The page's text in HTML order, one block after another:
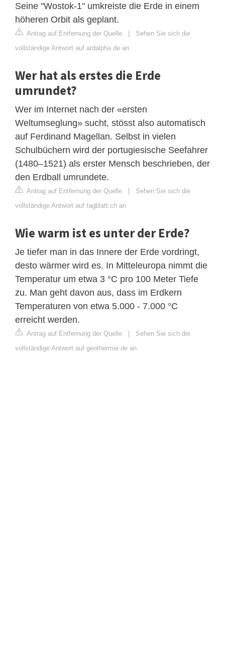
Seine "Wostok-1" umkreiste die Erde in einem
höheren Orbit als geplant.
Antrag auf Entfernung der Quelle | Sehen Sie sich die
vollständige Antwort auf ardalpha.de an
Wer hat als erstes die Erde
umrundet?
Wer im Internet nach der «ersten
Weltumseglung» sucht, stösst also automatisch
auf Ferdinand Magellan. Selbst in vielen
Schulbüchern wird der portugiesische Seefahrer
(1480–1521) als erster Mensch beschrieben, der
den Erdball umrundete.
Antrag auf Entfernung der Quelle | Sehen Sie sich die
vollständige Antwort auf tagblatt.ch an
Wie warm ist es unter der Erde?
Je tiefer man in das Innere der Erde vordringt,
desto wärmer wird es. In Mitteleuropa nimmt die
Temperatur um etwa 3 °C pro 100 Meter Tiefe
zu. Man geht davon aus, dass im Erdkern
Temperaturen von etwa 5.000 - 7.000 °C
erreicht werden.
Antrag auf Entfernung der Quelle | Sehen Sie sich die
vollständige Antwort auf geothermie.de an